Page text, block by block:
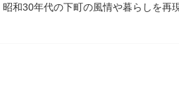
和30年代の下町の風情や暮らしを再
ることのできる資料を展示していま